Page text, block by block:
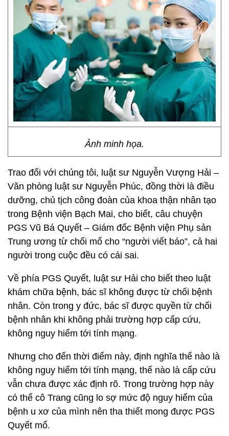
Ảnh minh họa.
Trao đổi với chúng tôi, luật sư Nguyễn Vượng Hải –
Văn phòng luật sư Nguyễn Phúc, đồng thời là điều
dưỡng, chủ tịch công đoàn của khoa thận nhân tạo
trong Bệnh viện Bạch Mai, cho biết, câu chuyện
PGS Vũ Bá Quyết – Giám đốc Bệnh viện Phụ sản
Trung ương từ chối mổ cho “người viết báo”, cả hai
người trong cuộc đều có cái sai.
Về phía PGS Quyết, luật sư Hải cho biết theo luật
khám chữa bệnh, bác sĩ không được từ chối bệnh
nhân. Còn trong y đức, bác sĩ được quyền từ chối
bệnh nhân khi không phải trường hợp cấp cứu,
không nguy hiểm tới tính mạng.
Nhưng cho đến thời điểm này, định nghĩa thế nào là
không nguy hiểm tới tính mạng, thế nào là cấp cứu
vẫn chưa được xác định rõ. Trong trường hợp này
có thể cô Trang cũng lo sợ mức độ nguy hiểm của
bệnh u xơ của mình nên tha thiết mong được PGS
Quyết mổ.